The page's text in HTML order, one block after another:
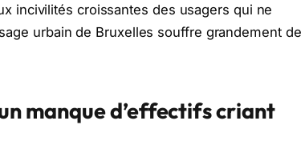
incivilités croissantes des usagers qui ne
urbain de Bruxelles souffre grandement de
manque d’effectifs criant